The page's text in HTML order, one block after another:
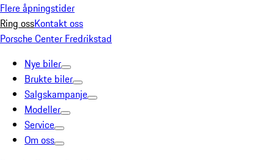
Flere åpningstider
Ring ossKontakt oss
Porsche Center Fredrikstad
Nye biler
Brukte biler
Salgskampanje
Modeller
Service
Om oss